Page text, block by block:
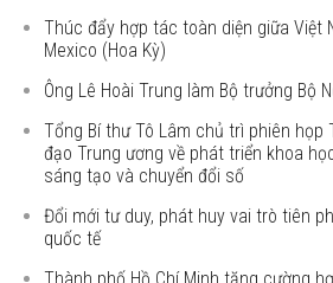
Thúc đẩy hợp tác toàn diện giữa Việt
Mexico (Hoa Kỳ)
Ông Lê Hoài Trung làm Bộ trưởng Bộ
Tổng Bí thư Tô Lâm chủ trì phiên họp
đạo Trung ương về phát triển khoa
sáng tạo và chuyển đổi số
Đổi mới tư duy, phát huy vai trò tiên
quốc tế